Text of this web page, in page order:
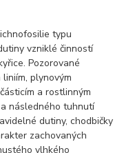
typu
vzniklé činností
Pozorované
plynovým
a rostlinným
následného tuhnutí
dutiny, chodbičky
zachovaných
vlhkého